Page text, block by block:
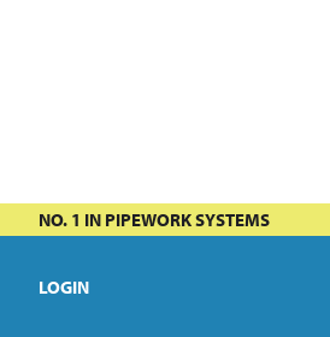
NO. 1 IN PIPEWORK SYSTEMS
LOGIN